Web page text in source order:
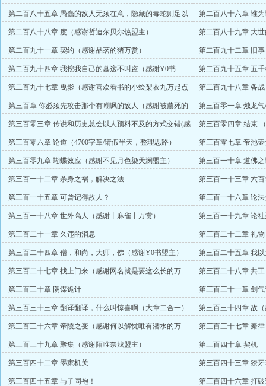
第二百八十五章 愚蠢的敌人无须在意，隐藏的毒蛇则足以
害人
第二百八十六章 谁
章）
第二百八十八章 度（感谢哲迪尔贝尔热盟主） 第二百八十九章 大
第二百九十一章 契约（感谢品茗的猪万赏） 第二百九十二章 旧
第二百九十四章 我挖我自己的墓这不叫盗（感谢Y0书
25000起点币）
第二百九十五章 五
赏）
第二百九十七章 曳影（感谢喜欢看书的小绘梨衣九万起点
币）
第二百九十八章 备
第三百章 你必须先攻击那个有嘲讽的敌人（感谢被薰死的
臭臭万赏）
第三百零一章 烛龙气
第三百零三章 传说和历史总会以人预料不及的方式交错(感
谢单身如鱼万赏)
第三百零四章 结束
第三百零六章 论道（4700字章/请假半天，整理思路） 第三百零七章 帝池
第三百零九章 蝴蝶效应（感谢不见月色染天澜盟主） 第三百一十章 道佛
第三百一十二章 杀身之祸，解决之法 第三百一十三章 六
第三百一十五章 可曾记得故人？ 第三百一十六章 论
第三百一十八章 世外高人（感谢丨麻雀丨万赏） 第三百一十九章 论
第三百二十一章 久违的消息 第三百二十二章 礼物
第三百二十四章 僧，和尚，大师，佛（感谢Y0书盟主） 第三百二十五章 我
第三百二十七章 找上门来（感谢网名就是要这么长的万
赏）
第三百二十八章 共
第三百三十章 阴谋诡计 第三百三十一章 剑
第三百三十三章 翻译翻译，什么叫惊喜啊（大章二合一） 第三百三十四章 敌
第三百三十六章 帝陵之变（感谢何以解忧唯有潜水的万
赏）
第三百三十七章 秦
第三百三十九章 聚集（感谢陌唯奈浅盟主） 第三百四十章 契机
第三百四十二章 墨家机关 第三百四十三章 獠
第三百四十五章 与子同袍！
第三百四十六章 打